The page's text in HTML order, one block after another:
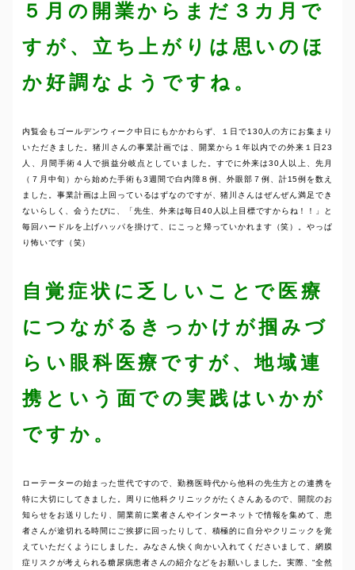
５月の開業からまだ３カ月で
すが、立ち上がりは思いのほ
か好調なようですね。
内覧会もゴールデンウィーク中日にもかかわらず、１日で130人の方にお集まり
いただきました。猪川さんの事業計画では、開業から１年以内での外来１日23
人、月間手術４人で損益分岐点としていました。すでに外来は30人以上、先月
（７月中旬）から始めた手術も3週間で白内障８例、外眼部７例、計15例を数え
ました。事業計画は上回っているはずなのですが、猪川さんはぜんぜん満足でき
ないらしく、会うたびに、「先生、外来は毎日40人以上目標ですからね！！」と
毎回ハードルを上げハッパを掛けて、にこっと帰っていかれます（笑）。やっぱ
り怖いです（笑）
自覚症状に乏しいことで医療
につながるきっかけが掴みづ
らい眼科医療ですが、地域連
携という面での実践はいかが
ですか。
ローテーターの始まった世代ですので、勤務医時代から他科の先生方との連携を
特に大切にしてきました。周りに他科クリニックがたくさんあるので、開院のお
知らせをお送りしたり、開業前に業者さんやインターネットで情報を集めて、患
者さんが途切れる時間にご挨拶に回ったりして、積極的に自分やクリニックを覚
えていただくようにしました。みなさん快く向かい入れてくださいまして、網膜
症リスクが考えられる糖尿病患者さんの紹介などをお願いしました。実際、“全然